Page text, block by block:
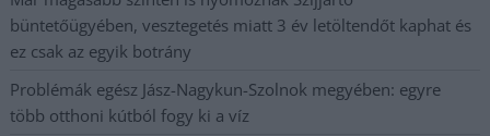
büntetőügyében, vesztegetés miatt 3 év letöltendőt kaphat és
ez csak az egyik botrány
Problémák egész Jász-Nagykun-Szolnok megyében: egyre
több otthoni kútból fogy ki a víz